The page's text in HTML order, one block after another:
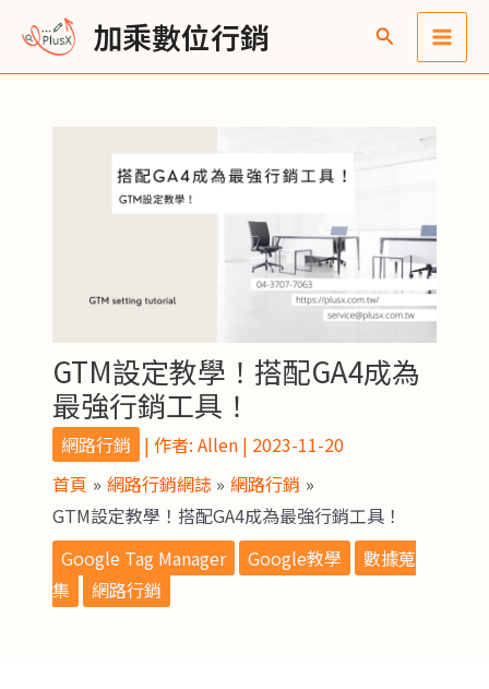
主
加乘數位行銷
Main
GTM設定教學！搭配GA4成為
最強行銷工具！
網路行銷 | 作者: Allen | 2023-11-20
首頁
網路行銷網誌
網路行銷
GTM設定教學！搭配GA4成為最強行銷工具！
Google Tag Manager
Google教學
數據蒐
集
網路行銷
navigation
彙